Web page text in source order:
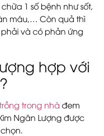
1 số bệnh như sốt,
máu,… Còn quả thì
và có phản ứng
hợp với
trong nhà đem
Ngân Lượng được